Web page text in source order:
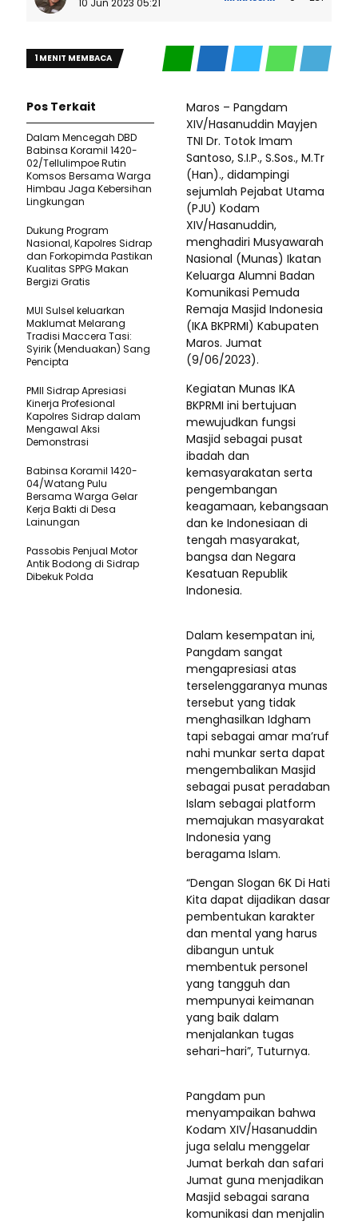
10 Jun 2023 05:21
1 MENIT MEMBACA
Maros – Pangdam
XIV/Hasanuddin Mayjen
TNI Dr. Totok Imam
Santoso, S.I.P., S.Sos., M.Tr
(Han)., didampingi
sejumlah Pejabat Utama
(PJU) Kodam
XIV/Hasanuddin,
menghadiri Musyawarah
Nasional (Munas) Ikatan
Keluarga Alumni Badan
Komunikasi Pemuda
Remaja Masjid Indonesia
(IKA BKPRMI) Kabupaten
Maros. Jumat
(9/06/2023).
Kegiatan Munas IKA
BKPRMI ini bertujuan
mewujudkan fungsi
Masjid sebagai pusat
ibadah dan
kemasyarakatan serta
pengembangan
keagamaan, kebangsaan
dan ke Indonesiaan di
tengah masyarakat,
bangsa dan Negara
Kesatuan Republik
Indonesia.
Dalam kesempatan ini,
Pangdam sangat
mengapresiasi atas
terselenggaranya munas
tersebut yang tidak
menghasilkan Idgham
tapi sebagai amar ma’ruf
nahi munkar serta dapat
mengembalikan Masjid
sebagai pusat peradaban
Islam sebagai platform
memajukan masyarakat
Indonesia yang
beragama Islam.
“Dengan Slogan 6K Di Hati
Kita dapat dijadikan dasar
pembentukan karakter
dan mental yang harus
dibangun untuk
membentuk personel
yang tangguh dan
mempunyai keimanan
yang baik dalam
menjalankan tugas
sehari-hari”, Tuturnya.
Pangdam pun
menyampaikan bahwa
Kodam XIV/Hasanuddin
juga selalu menggelar
Jumat berkah dan safari
Jumat guna menjadikan
Masjid sebagai sarana
komunikasi dan menjalin
Pos Terkait
Dalam Mencegah DBD
Babinsa Koramil 1420-
02/Tellulimpoe Rutin
Komsos Bersama Warga
Himbau Jaga Kebersihan
Lingkungan
Dukung Program
Nasional, Kapolres Sidrap
dan Forkopimda Pastikan
Kualitas SPPG Makan
Bergizi Gratis
MUI Sulsel keluarkan
Maklumat Melarang
Tradisi Maccera Tasi:
Syirik (Menduakan) Sang
Pencipta
PMII Sidrap Apresiasi
Kinerja Profesional
Kapolres Sidrap dalam
Mengawal Aksi
Demonstrasi
Babinsa Koramil 1420-
04/Watang Pulu
Bersama Warga Gelar
Kerja Bakti di Desa
Lainungan
Passobis Penjual Motor
Antik Bodong di Sidrap
Dibekuk Polda